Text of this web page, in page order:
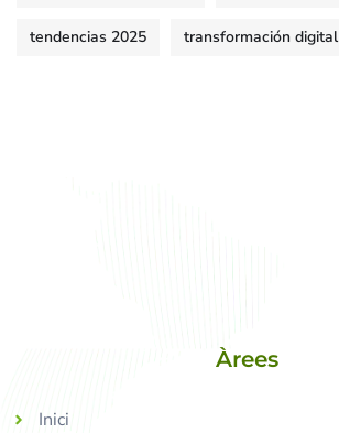
tendencias 2025 transformación digital
Àrees
Inici